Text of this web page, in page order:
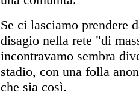
Se ci lasciamo prendere
disagio nella rete "di
incontravamo sembra
stadio, con una folla
che sia così.